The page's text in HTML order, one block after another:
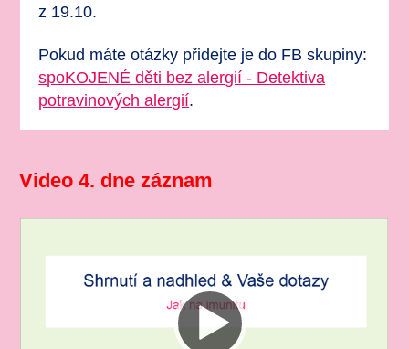
z 19.10.
Pokud máte otázky přidejte je do FB skupiny:
spoKOJENÉ děti bez alergií - Detektiva
potravinových alergií.
Video 4. dne záznam